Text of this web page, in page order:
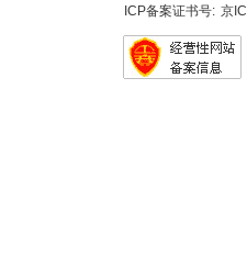
ICP备案证书号: 京